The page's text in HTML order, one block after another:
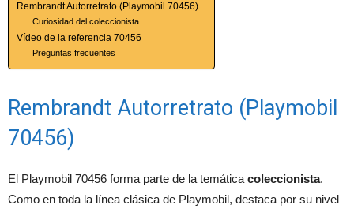
Rembrandt Autorretrato (Playmobil 70456)
Curiosidad del coleccionista
Vídeo de la referencia 70456
Preguntas frecuentes
Rembrandt Autorretrato (Playmobil
70456)
El Playmobil 70456 forma parte de la temática coleccionista.
Como en toda la línea clásica de Playmobil, destaca por su nivel